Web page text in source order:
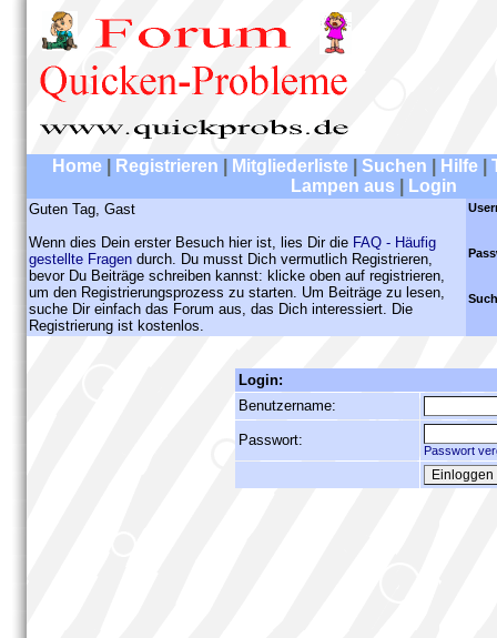
Home Registrieren Mitgliederliste Suchen Hilfe
Lampen aus
Login
Guten Tag, Gast
Wenn dies Dein erster Besuch hier ist, lies Dir die FAQ - Häufig
gestellte Fragen durch. Du musst Dich vermutlich Registrieren,
bevor Du Beiträge schreiben kannst: klicke oben auf registrieren,
um den Registrierungsprozess zu starten. Um Beiträge zu lesen,
suche Dir einfach das Forum aus, das Dich interessiert. Die
Registrierung ist kostenlos.
Login:
Benutzername:
Passwort:
Passwort